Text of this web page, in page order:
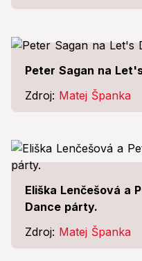
Peter Sagan na
Zdroj: Matej Španka
Eliška Lenčešová a
Dance párty.
Zdroj: Matej Španka